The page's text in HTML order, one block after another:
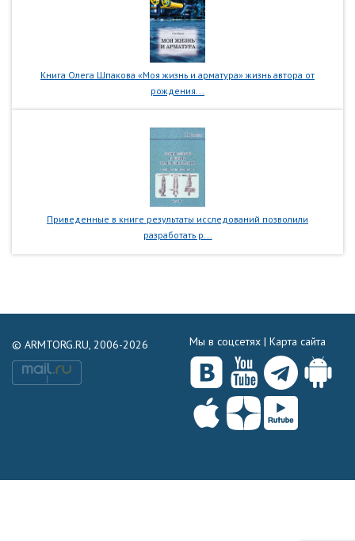
Книга Олега Шпакова «Моя жизнь и арматура» жизнь автора от
рождения...
Приведенные в книге результаты исследований позволили
разработать р...
© ARMTORG.RU, 2006-2026 Мы в соцсетях | Карта сайта